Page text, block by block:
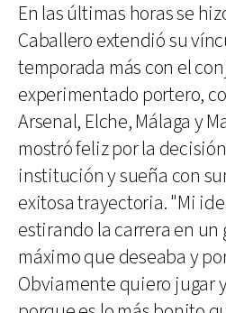
En las últimas horas se
Caballero extendió su
temporada más con el
experimentado portero,
Arsenal, Elche, Málaga y
mostró feliz por la
institución y sueña con
exitosa trayectoria. "Mi
estirando la carrera en un
máximo que deseaba y
Obviamente quiero jugar